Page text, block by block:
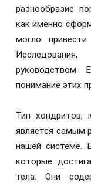
разнообразие
как именно
могло
руководством
понимание этих
Тип хондритов,
является самым
нашей системе.
которые
тела. Они